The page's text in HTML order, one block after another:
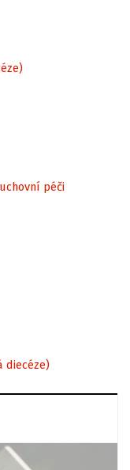
péči
diecéze)